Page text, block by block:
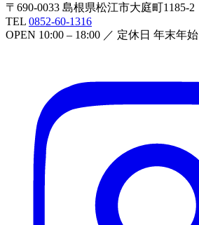
〒 690-0033 島根県松江市大庭町1185-2
TEL 0852-60-1316
OPEN 10:00 – 18:00 ／ 定休日 年末年始